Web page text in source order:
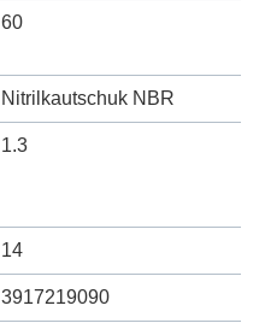
60
Nitrilkautschuk NBR
1.3
14
3917219090